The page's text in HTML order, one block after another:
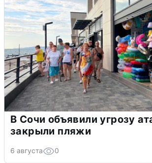
В Сочи объявили угрозу
закрыли пляжи
6 августа 0